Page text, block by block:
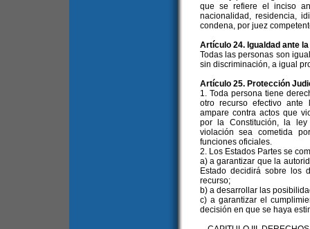
que se refiere el inciso
nacionalidad, residencia,
condena, por juez
Artículo 24. Igualdad ante
Todas las personas son
sin discriminación, a igual
Artículo 25. Protección
1. Toda persona tiene
otro recurso efectivo ante
ampare contra actos que
por la Constitución, la
violación sea cometida
funciones oficiales.
2. Los Estados Partes se
a) a garantizar que la
Estado decidirá sobre los
recurso;
b) a desarrollar las
c) a garantizar el
decisión en que se haya